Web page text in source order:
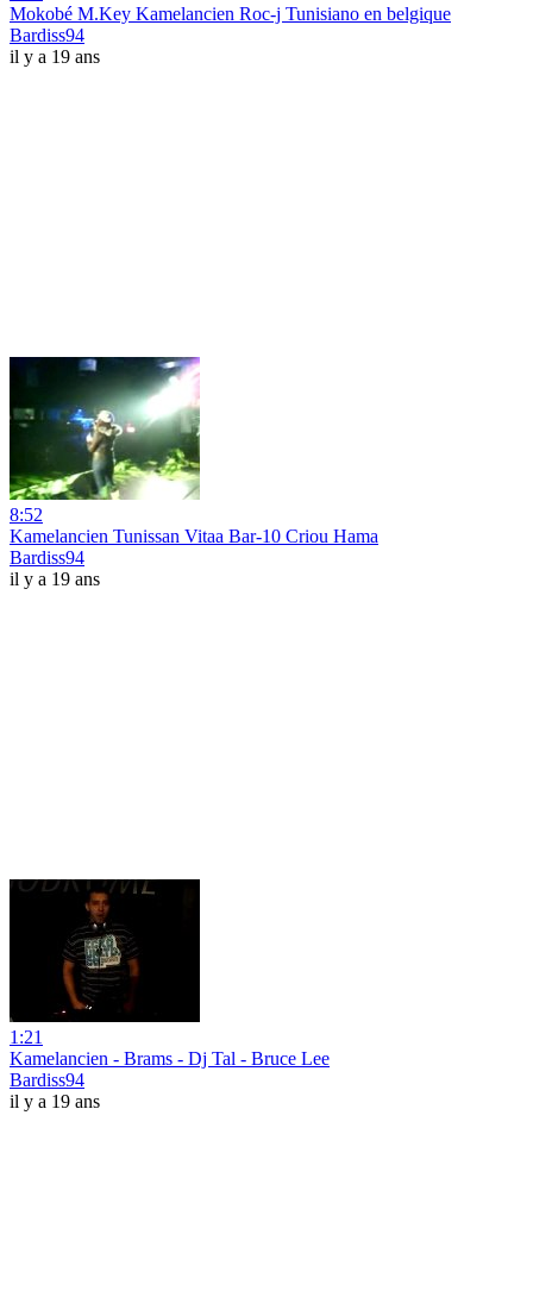
Mokobé M.Key Kamelancien Roc-j Tunisiano en belgique
Bardiss94
il y a 19 ans
8:52
Kamelancien Tunissan Vitaa Bar-10 Criou Hama
Bardiss94
il y a 19 ans
1:21
Kamelancien - Brams - Dj Tal - Bruce Lee
Bardiss94
il y a 19 ans